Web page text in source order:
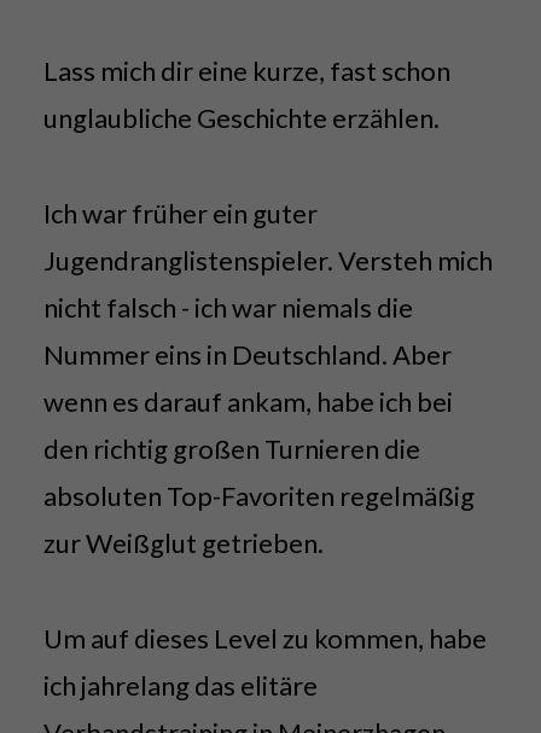
Lass mich dir eine kurze, fast schon
unglaubliche Geschichte erzählen.
Ich war früher ein guter
Jugendranglistenspieler. Versteh mich
nicht falsch - ich war niemals die
Nummer eins in Deutschland. Aber
wenn es darauf ankam, habe ich bei
den richtig großen Turnieren die
absoluten Top-Favoriten regelmäßig
zur Weißglut getrieben.
Um auf dieses Level zu kommen, habe
ich jahrelang das elitäre